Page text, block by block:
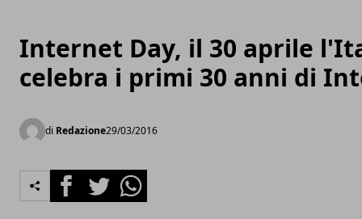
Internet Day, il 30 aprile
celebra i primi 30 anni di
di Redazione29/03/2016
FacebookTwitterWhatsapp